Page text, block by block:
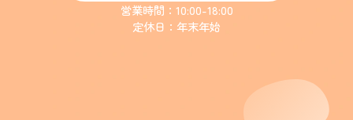
営業時間：10:00-18:00
定休日：年末年始